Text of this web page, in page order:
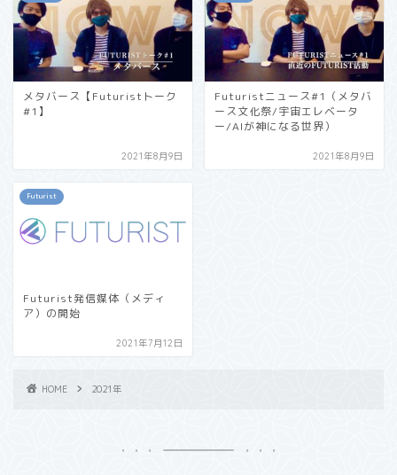
メタバース【Futuristトーク
#1】
2021年8月9日
Futuristニュース#1（メタバ
ース文化祭/宇宙エレベータ
ー/AIが神になる世界）
2021年8月9日
Futurist
Futurist発信媒体（メディ
ア）の開始
2021年7月12日
HOME 2021年